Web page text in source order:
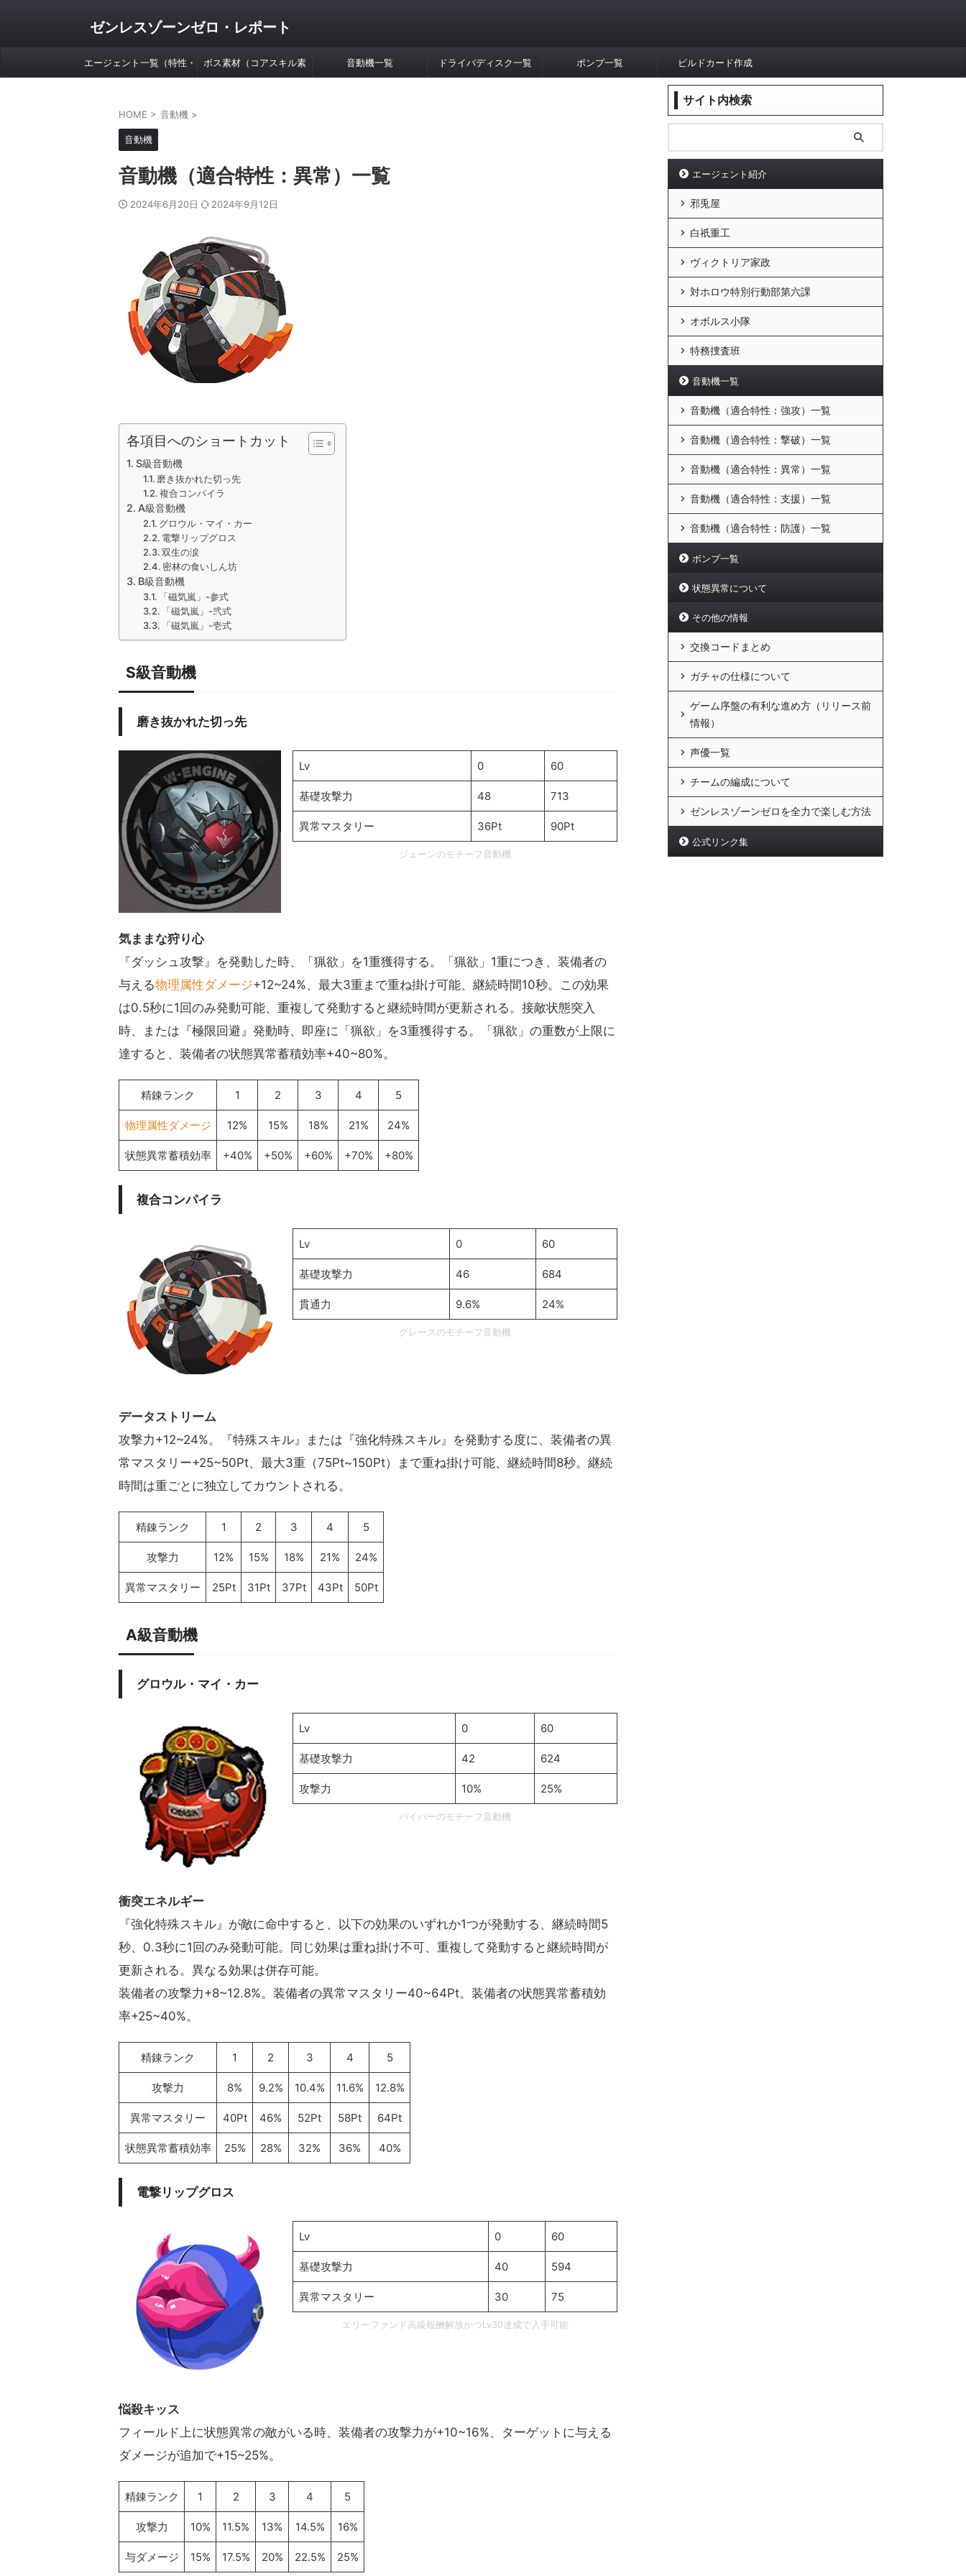
ゼンレスゾーンゼロ・レポート
エージェント一覧（特性・ ボス素材（コアスキル素 音動機一覧 ドライバディスク一覧 ボンプ一覧 ビルドカード作成
HOME > 音動機 >
音動機
音動機（適合特性：異常）一覧
2024年6月20日 2024年9月12日
各項目へのショートカット
S級音動機
磨き抜かれた切っ先
複合コンパイラ
A級音動機
グロウル・マイ・カー
電撃リップグロス
双生の涙
密林の食いしん坊
B級音動機
「磁気嵐」-参式
「磁気嵐」-弐式
「磁気嵐」-壱式
S級音動機
磨き抜かれた切っ先
Lv 0 60
基礎攻撃力 48 713
異常マスタリー 36Pt 90Pt
ジェーンのモチーフ音動機
気ままな狩り心
『ダッシュ攻撃』を発動した時、「猟欲」を1重獲得する。「猟欲」1重につき、装備者の
与える物理属性ダメージ+12~24%、最大3重まで重ね掛け可能、継続時間10秒。この効果
は0.5秒に1回のみ発動可能、重複して発動すると継続時間が更新される。接敵状態突入
時、または『極限回避』発動時、即座に「猟欲」を3重獲得する。「猟欲」の重数が上限に
達すると、装備者の状態異常蓄積効率+40~80%。
精錬ランク 1 2 3 4 5
物理属性ダメージ 12% 15% 18% 21% 24%
状態異常蓄積効率 +40% +50% +60% +70% +80%
複合コンパイラ
Lv 0 60
基礎攻撃力 46 684
貫通力 9.6% 24%
グレースのモチーフ音動機
データストリーム
攻撃力+12~24%。『特殊スキル』または『強化特殊スキル』を発動する度に、装備者の異
常マスタリー+25~50Pt、最大3重（75Pt~150Pt）まで重ね掛け可能、継続時間8秒。継続
時間は重ごとに独立してカウントされる。
精錬ランク 1 2 3 4 5
攻撃力 12% 15% 18% 21% 24%
異常マスタリー 25Pt 31Pt 37Pt 43Pt 50Pt
A級音動機
グロウル・マイ・カー
Lv 0 60
基礎攻撃力 42 624
攻撃力 10% 25%
パイパーのモチーフ音動機
衝突エネルギー
『強化特殊スキル』が敵に命中すると、以下の効果のいずれか1つが発動する、継続時間5
秒、0.3秒に1回のみ発動可能。同じ効果は重ね掛け不可、重複して発動すると継続時間が
更新される。異なる効果は併存可能。
装備者の攻撃力+8~12.8%。装備者の異常マスタリー40~64Pt。装備者の状態異常蓄積効
率+25~40%。
精錬ランク 1 2 3 4 5
攻撃力 8% 9.2% 10.4% 11.6% 12.8%
異常マスタリー 40Pt 46% 52Pt 58Pt 64Pt
状態異常蓄積効率 25% 28% 32% 36% 40%
電撃リップグロス
Lv 0 60
基礎攻撃力 40 594
異常マスタリー 30 75
エリーファンド高級報酬解放かつLv30達成で入手可能
悩殺キッス
フィールド上に状態異常の敵がいる時、装備者の攻撃力が+10~16%、ターゲットに与える
ダメージが追加で+15~25%。
精錬ランク 1 2 3 4 5
攻撃力 10% 11.5% 13% 14.5% 16%
与ダメージ 15% 17.5% 20% 22.5% 25%
サイト内検索
エージェント紹介
邪兎屋
白祇重工
ヴィクトリア家政
対ホロウ特別行動部第六課
オボルス小隊
特務捜査班
音動機一覧
音動機（適合特性：強攻）一覧
音動機（適合特性：撃破）一覧
音動機（適合特性：異常）一覧
音動機（適合特性：支援）一覧
音動機（適合特性：防護）一覧
ボンプ一覧
状態異常について
その他の情報
交換コードまとめ
ガチャの仕様について
ゲーム序盤の有利な進め方（リリース前
情報）
声優一覧
チームの編成について
ゼンレスゾーンゼロを全力で楽しむ方法
公式リンク集